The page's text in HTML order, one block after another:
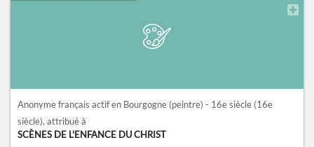
Anonyme français actif en Bourgogne (peintre) - 16e siècle (16e
siècle), attribué à
SCÈNES DE L'ENFANCE DU CHRIST